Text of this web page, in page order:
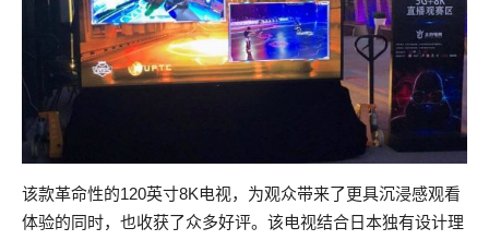
该款革命性的120英寸8K电视，为观众带来了更具沉浸感观看
体验的同时，也收获了众多好评。该电视结合日本独有设计理